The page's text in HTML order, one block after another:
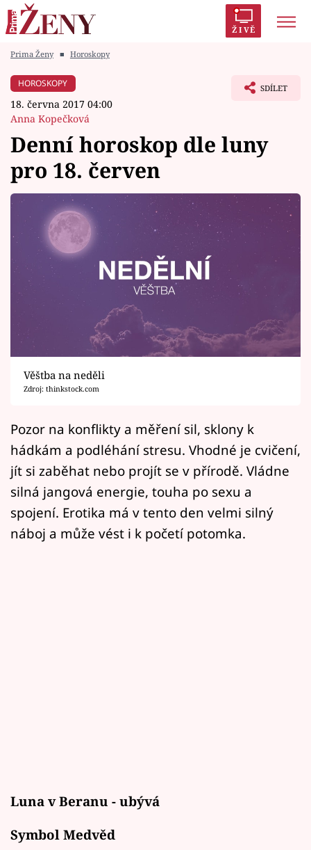
ŽIVĚ
Módní alarm
Témata
Celebrity
Vztahy
Seriály
Sledujte prima+
Filmový festival Karlovy Vary
Mámy sobě
Přihlášení
Sledujte nás
Prima Ženy ■ Horoskopy
HOROSKOPY
18. června 2017 04:00
Anna Kopečková
SDÍLET
Denní horoskop dle luny
pro 18. červen
Věštba na neděli
Zdroj: thinkstock.com
Pozor na konflikty a měření sil, sklony k
hádkám a podléhání stresu. Vhodné je cvičení,
jít si zaběhat nebo projít se v přírodě. Vládne
silná jangová energie, touha po sexu a
spojení. Erotika má v tento den velmi silný
náboj a může vést i k početí potomka.
Luna v Beranu - ubývá
Symbol Medvěd